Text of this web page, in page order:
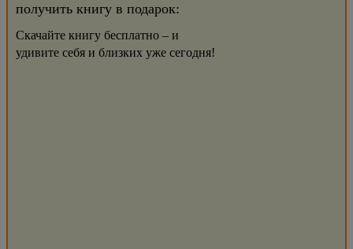
получить книгу в подарок:
Скачайте книгу бесплатно – и
удивите себя и близких уже сегодня!